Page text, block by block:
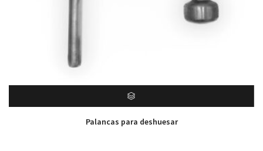
Palancas para deshuesar